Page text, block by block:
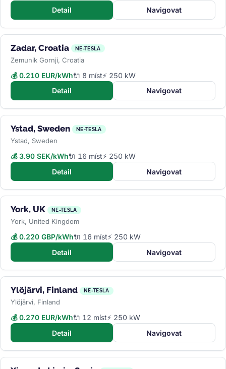
Detail
Navigovat
Zadar, Croatia NE-TESLA
Zemunik Gornji, Croatia
💰 0.210 EUR/kWh🔌 8 míst⚡ 250 kW
Detail
Navigovat
Ystad, Sweden NE-TESLA
Ystad, Sweden
💰 3.90 SEK/kWh🔌 16 míst⚡ 250 kW
Detail
Navigovat
York, UK NE-TESLA
York, United Kingdom
💰 0.220 GBP/kWh🔌 16 míst⚡ 250 kW
Detail
Navigovat
Ylöjärvi, Finland NE-TESLA
Ylöjärvi, Finland
💰 0.270 EUR/kWh🔌 12 míst⚡ 250 kW
Detail
Navigovat